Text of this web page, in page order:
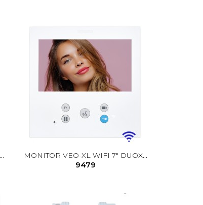
MONITOR VEO-XL WIFI 7" DUOX...
9479